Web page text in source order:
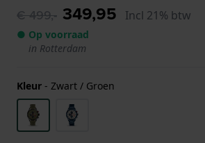
€ 499,- 349,95 Incl 21% btw
● Op voorraad
in Rotterdam
Kleur - Zwart / Groen